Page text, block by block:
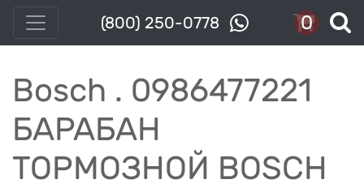
(800) 250-0778 0
Bosch . 0986477221
БАРАБАН
ТОРМОЗНОЙ BOSCH